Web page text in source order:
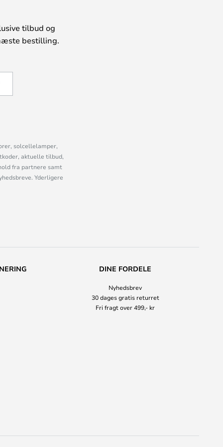
tilbud og
bestilling.
solcellelamper,
aktuelle tilbud,
fra partnere samt
Yderligere
DINE FORDELE
Nyhedsbrev
30 dages gratis returret
Fri fragt over 499,- kr